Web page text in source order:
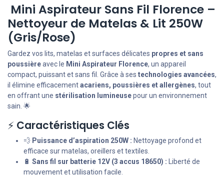
Mini Aspirateur Sans Fil Florence –
Nettoyeur de Matelas & Lit 250W
(Gris/Rose)
Gardez vos lits, matelas et surfaces délicates propres et sans
poussièreavec le Mini Aspirateur Florence, un appareil
compact, puissant et sans fil. Grâce à ses technologies avancées,
il élimine efficacementacariens, poussières et allergènes, tout
en offrant une stérilisation lumineusepour un environnement
sain. 🌟
⚡ Caractéristiques Clés
💨 Puissance d’aspiration 250W : Nettoyage profond et
efficace sur matelas, oreillers et textiles.
🔋 Sans fil sur batterie 12V (3 accus 18650) : Liberté de
mouvement et utilisation facile.